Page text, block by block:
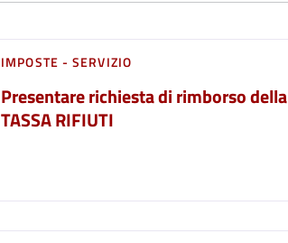
IMPOSTE - SERVIZIO
Presentare richiesta di rimborso della
TASSA RIFIUTI